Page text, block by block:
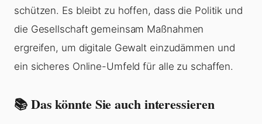
schützen. Es bleibt zu hoffen, dass die Politik und
die Gesellschaft gemeinsam Maßnahmen
ergreifen, um digitale Gewalt einzudämmen und
ein sicheres Online-Umfeld für alle zu schaffen.
📚 Das könnte Sie auch interessieren